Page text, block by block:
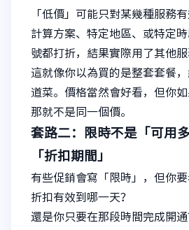
「低價」可能只對某幾種服務
計算方案、特定地區、或特定
號都打折，結果實際用了其他服
這就像你以為買的是整套套餐
道菜。價格當然會好看，但你如
那就不是同一個價。
套路二：限時不是「可用
「折扣期間」
有些促銷會寫「限時」，但你要
折扣有效到哪一天？
還是你只要在那段時間完成開通